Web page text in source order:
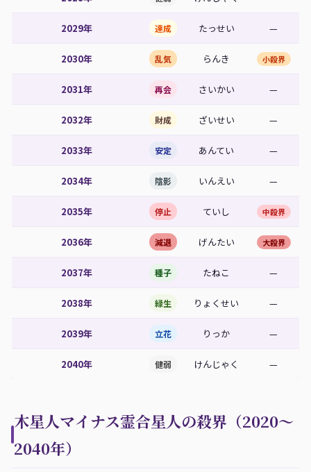
2029年 達成 たっせい —
2030年 乱気 らんき 小殺界
2031年 再会 さいかい —
2032年 財成 ざいせい —
2033年 安定 あんてい —
2034年 陰影 いんえい —
2035年 停止 ていし 中殺界
2036年 減退 げんたい 大殺界
2037年 種子 たねこ —
2038年 緑生 りょくせい —
2039年 立花 りっか —
2040年 健弱 けんじゃく —
木星人マイナス霊合星人の殺界（2020〜
2040年）